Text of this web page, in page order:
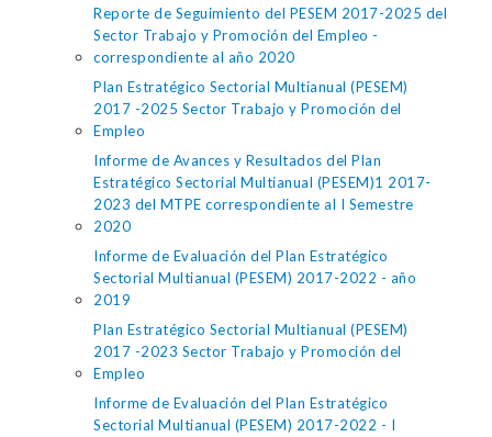
Reporte de Seguimiento del PESEM 2017-2025 del
Sector Trabajo y Promoción del Empleo -
correspondiente al año 2020
Plan Estratégico Sectorial Multianual (PESEM)
2017 -2025 Sector Trabajo y Promoción del
Empleo
Informe de Avances y Resultados del Plan
Estratégico Sectorial Multianual (PESEM)1 2017-
2023 del MTPE correspondiente al I Semestre
2020
Informe de Evaluación del Plan Estratégico
Sectorial Multianual (PESEM) 2017-2022 - año
2019
Plan Estratégico Sectorial Multianual (PESEM)
2017 -2023 Sector Trabajo y Promoción del
Empleo
Informe de Evaluación del Plan Estratégico
Sectorial Multianual (PESEM) 2017-2022 - I